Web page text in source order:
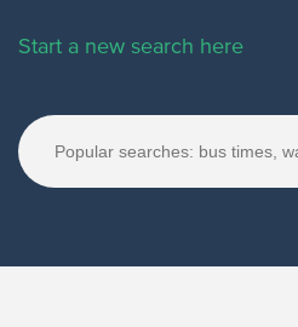
Start a new search here